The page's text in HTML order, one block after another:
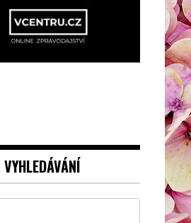
VYHLEDÁVÁNÍ